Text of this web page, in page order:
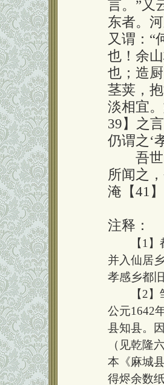
言。”又
东者。
又谓：“
也！余
也；造
茎荚，
淡相宜
39】之
仍谓之‘
吾世力
所闻之
淹【41
注释：
【1】都
并入仙居
孝感乡都
【2】邹
公元1642
县知县。
（见乾隆
本《麻城
得烬余数